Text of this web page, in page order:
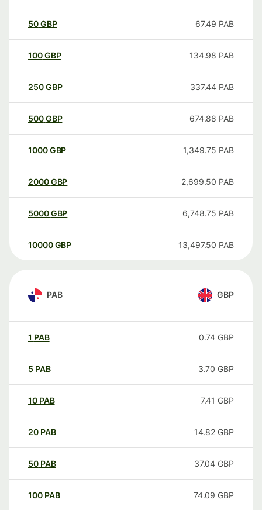
50GBP 67.49 PAB
100GBP 134.98 PAB
250GBP 337.44 PAB
500GBP 674.88 PAB
1000GBP 1,349.75 PAB
2000GBP 2,699.50 PAB
5000GBP 6,748.75 PAB
10000 GBP 13,497.50 PAB
PAB GBP
1 PAB 0.74 GBP
5 PAB 3.70 GBP
10 PAB 7.41 GBP
20 PAB 14.82 GBP
50 PAB 37.04 GBP
100 PAB 74.09 GBP